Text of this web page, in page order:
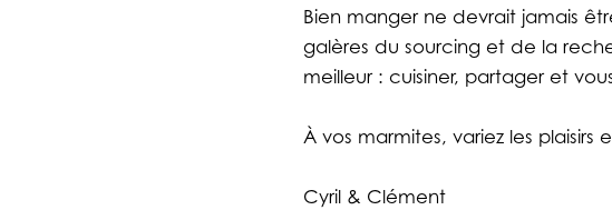
Bien manger ne devrait jamais
galères du sourcing et de la
meilleur : cuisiner, partager et
À vos marmites, variez les plaisirs
Cyril & Clément